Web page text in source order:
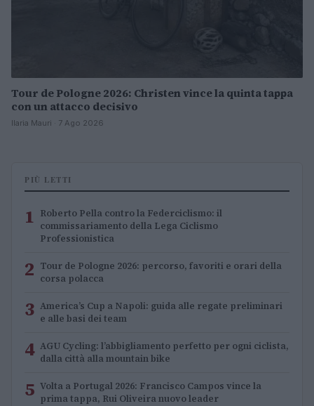
Tour de Pologne 2026: Christen vince la quinta tappa
con un attacco decisivo
Ilaria Mauri · 7 Ago 2026
PIÙ LETTI
1 Roberto Pella contro la Federciclismo: il
commissariamento della Lega Ciclismo
Professionistica
2 Tour de Pologne 2026: percorso, favoriti e orari della
corsa polacca
3 America’s Cup a Napoli: guida alle regate preliminari
e alle basi dei team
4 AGU Cycling: l’abbigliamento perfetto per ogni ciclista,
dalla città alla mountain bike
5 Volta a Portugal 2026: Francisco Campos vince la
prima tappa, Rui Oliveira nuovo leader